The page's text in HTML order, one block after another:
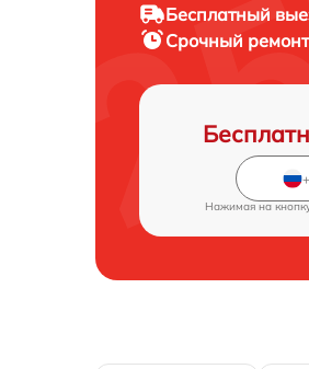
Бесплатный
Срочный ремонт
Нажимая на